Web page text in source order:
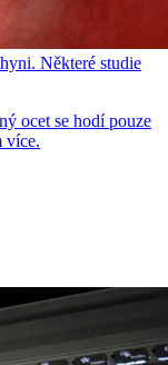
Některé studie
ocet se hodí pouze
více.